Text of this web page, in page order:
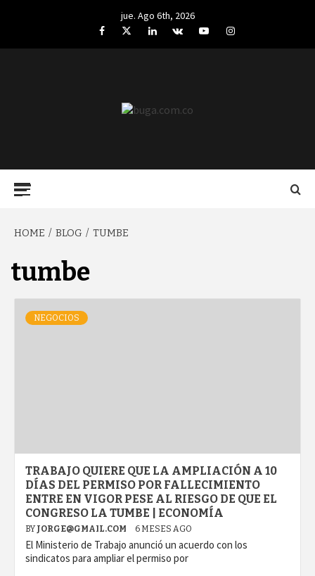
jue. Ago 6th, 2026
FacebookTwitterLinkedIn
VK YouTubeInstagram
HOME BLOG TUMBE
tumbe
NEGOCIOS
TRABAJO QUIERE QUE LA AMPLIACIÓN A 10
DÍAS DEL PERMISO POR FALLECIMIENTO
ENTRE EN VIGOR PESE AL RIESGO DE QUE EL
CONGRESO LA TUMBE | ECONOMÍA
BY JORGE@GMAIL.COM 6 MESES AGO
El Ministerio de Trabajo anunció un acuerdo con los
sindicatos para ampliar el permiso por